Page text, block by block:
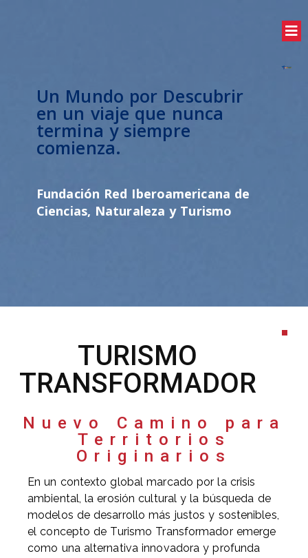
Un Mundo por Descubrir
en un viaje que nunca
termina y siempre
comienza.
Fundación Red Iberoamericana de
Ciencias, Naturaleza y Turismo
TURISMO
TRANSFORMADOR
Nuevo Camino para
Territorios
Originarios
En un contexto global marcado por la crisis
ambiental, la erosión cultural y la búsqueda de
modelos de desarrollo más justos y sostenibles,
el concepto de Turismo Transformador emerge
como una alternativa innovadora y profunda